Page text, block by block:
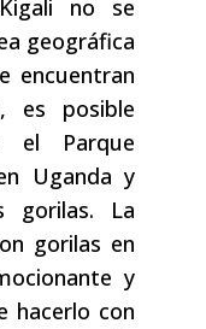
no se
geográfica
encuentran
es posible
el Parque
Uganda y
gorilas. La
gorilas en
y
hacerlo con